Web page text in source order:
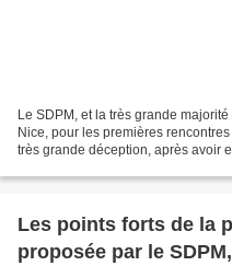
Le SDPM, et la très grande
Nice, pour les premières
très grande déception, après avoir
Les points forts de la
proposée par le